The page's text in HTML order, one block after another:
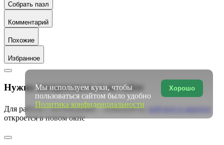
Собрать пазл
Комментарий
Похожие
Избранное
Нужно авторизоваться на сайте
Для работы с коллекциями – пожалуйста,
войдите в аккаунт
откроется в новом окне
Хорошо
Мы используем куки, чтобы
пользоваться сайтом было удобно
Политика конфиденциальности